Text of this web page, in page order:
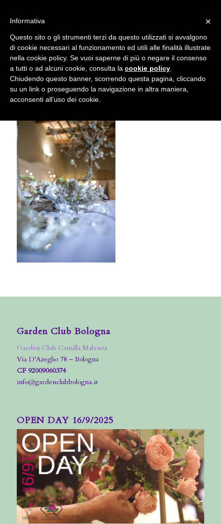
NIK_5965
Garden Club Bologna
Garden Club Camilla Malvasia
Via D’Azeglio 78 – Bologna
CF 92009060374
info@gardenclubbologna.it
OPEN DAY 16/9/2025
accetta l'uso dei cookies previsto nella pagina dedicata.
Fai clic per abilitare/disabilitare il tracciamento di
Google Analytics.
OK Privacy e cookie policy
×
Informativa
Questo sito o gli strumenti terzi da questo utilizzati si avvalgono
di cookie necessari al funzionamento ed utili alle finalità illustrate
nella cookie policy. Se vuoi saperne di più o negare il consenso
a tutti o ad alcuni cookie, consulta la cookie policy
Chiudendo questo banner, scorrendo questa pagina, cliccando
su un link o proseguendo la navigazione in altra maniera,
acconsenti all’uso dei cookie.